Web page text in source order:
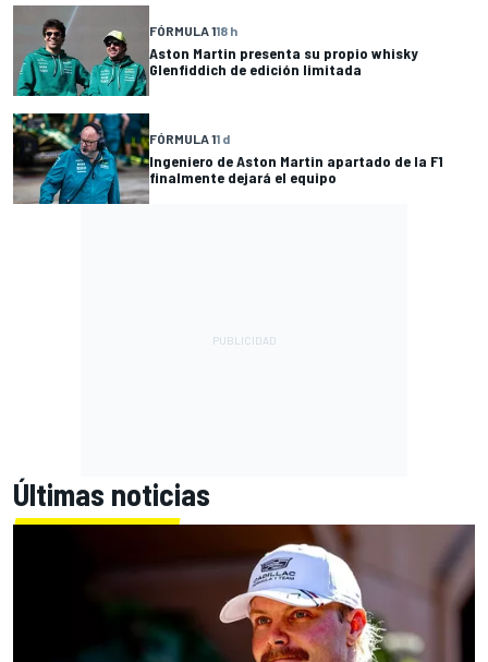
FÓRMULA 118 h
Aston Martin presenta su propio whisky
Glenfiddich de edición limitada
FÓRMULA 11 d
Ingeniero de Aston Martin apartado de la F1
finalmente dejará el equipo
Últimas noticias